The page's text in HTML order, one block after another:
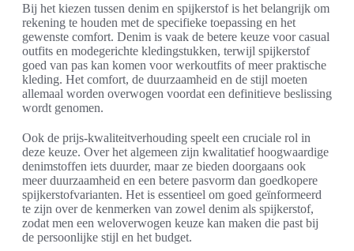
Bij het kiezen tussen denim en spijkerstof is het belangrijk om
rekening te houden met de specifieke toepassing en het
gewenste comfort. Denim is vaak de betere keuze voor casual
outfits en modegerichte kledingstukken, terwijl spijkerstof
goed van pas kan komen voor werkoutfits of meer praktische
kleding. Het comfort, de duurzaamheid en de stijl moeten
allemaal worden overwogen voordat een definitieve beslissing
wordt genomen.
Ook de prijs-kwaliteitverhouding speelt een cruciale rol in
deze keuze. Over het algemeen zijn kwalitatief hoogwaardige
denimstoffen iets duurder, maar ze bieden doorgaans ook
meer duurzaamheid en een betere pasvorm dan goedkopere
spijkerstofvarianten. Het is essentieel om goed geïnformeerd
te zijn over de kenmerken van zowel denim als spijkerstof,
zodat men een weloverwogen keuze kan maken die past bij
de persoonlijke stijl en het budget.